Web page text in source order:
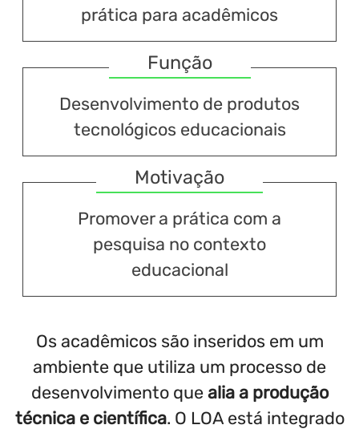
prática para acadêmicos
Função
Desenvolvimento de produtos
tecnológicos educacionais
Motivação
Promover a prática com a
pesquisa no contexto
educacional
Os acadêmicos são inseridos em um
ambiente que utiliza um processo de
desenvolvimento que alia a produção
técnica e científica. O LOA está integrado